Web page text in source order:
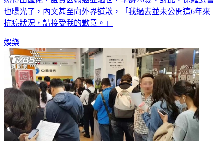
也曝光了，內文甚至向外界道歉，「我過去並未公開這6年來
抗癌狀況，請接受我的歉意。」
娛樂